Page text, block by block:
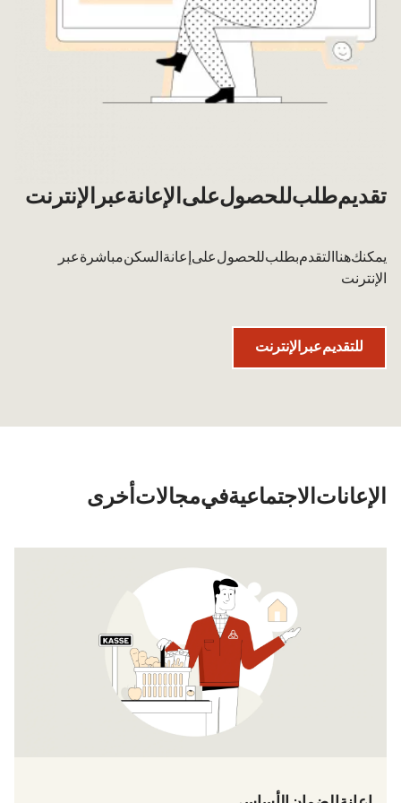
تقديم طلب للحصول على الإعانة عبر الإنترنت
يمكنك هنا التقدم بطلب للحصول على إعانة السكن مباشرة عبر
الإنترنت.
للتقديم عبر الإنترنت
الإعانات الاجتماعية في مجالات أخرى